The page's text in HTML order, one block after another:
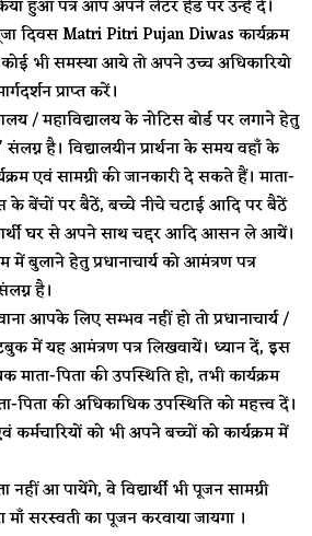
किया हुआ पत्र आप अपने लेटर हेड पर उन्हें दें।
पूजा दिवस Matri Pitri Pujan Diwas कार्यक्रम
भी समस्या आये तो अपने उच्च अधिकारियो
प्राप्त करें।
/ महाविद्यालय के नोटिस बोर्ड पर लगाने हेतु
संलग्न है। विद्यालयीन प्रार्थना के समय वहाँ के
एवं सामग्री की जानकारी दे सकते हैं। माता-
के बेंचों पर बैठें, बच्चे नीचे चटाई आदि पर बैठें
घर से अपने साथ चद्दर आदि आसन ले आयें।
में बुलाने हेतु प्रधानाचार्य को आमंत्रण पत्र
है।
आपके लिए सम्भव नहीं हो तो प्रधानाचार्य /
में यह आमंत्रण पत्र लिखवायें। ध्यान दें, इस
पिता की उपस्थिति हो, तभी कार्यक्रम
पिता की अधिकाधिक उपस्थिति को महत्त्व दें।
कर्मचारियों को भी अपने बच्चों को कार्यक्रम में
नहीं आ पायेंगे, वे विद्यार्थी भी पूजन सामग्री
सरस्वती का पूजन करवाया जायगा ।